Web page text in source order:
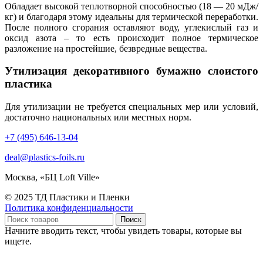
Обладает высокой теплотворной способностью (18 — 20 мДж/
кг) и благодаря этому идеальны для термической переработки.
После полного сгорания оставляют воду, углекислый газ и
оксид азота – то есть происходит полное термическое
разложение на простейшие, безвредные вещества.
Утилизация декоративного бумажно слоистого
пластика
Для утилизации не требуется специальных мер или условий,
достаточно национальных или местных норм.
+7 (495) 646-13-04
deal@plastics-foils.ru
Москва, «БЦ Loft Ville»
© 2025 ТД Пластики и Пленки
Политика конфиденциальности
Поиск
Начните вводить текст, чтобы увидеть товары, которые вы
ищете.